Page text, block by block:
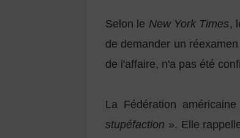
Selon le New York Times,
de demander un
de l'affaire, n'a pas été
La Fédération
stupéfaction ». Elle